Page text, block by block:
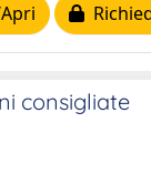
consigliate